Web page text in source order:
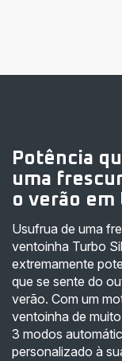
Potência
uma
o verão
Usufrua de uma
ventoinha Turbo
extremamente
que se sente do
verão. Com um
ventoinha de
3 modos
personalizado à